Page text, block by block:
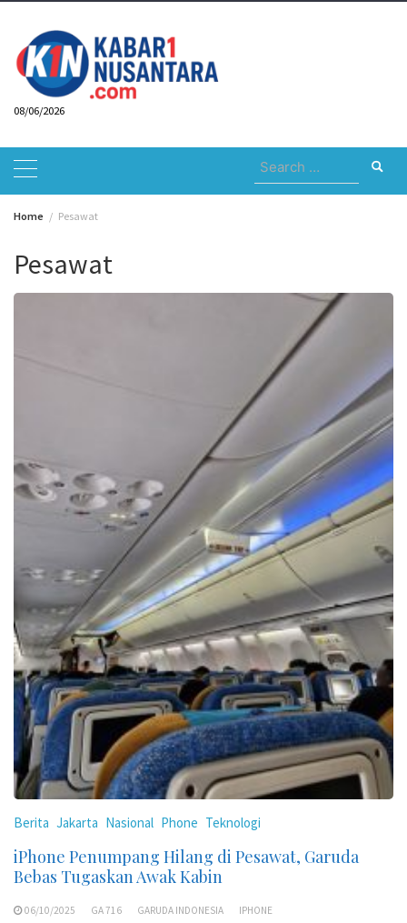
content
08/06/2026
Search
for:
Home Pesawat
Pesawat
Berita Jakarta Nasional Phone Teknologi
iPhone Penumpang Hilang di Pesawat, Garuda
Bebas Tugaskan Awak Kabin
06/10/2025 GA 716 GARUDA INDONESIA
IPHONE